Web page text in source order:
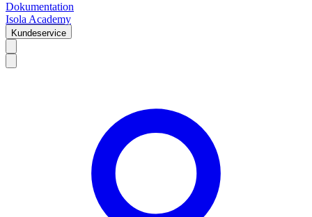
Dokumentation
Isola Academy
Kundeservice